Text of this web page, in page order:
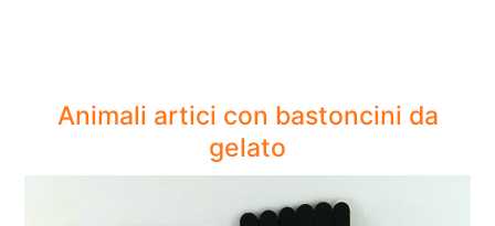
Animali artici con bastoncini da
gelato